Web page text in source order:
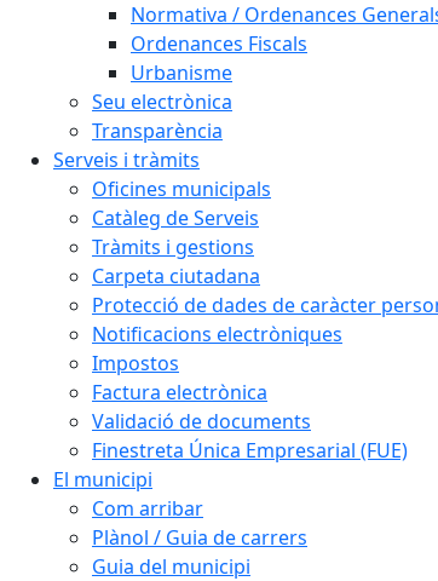
Normativa / Ordenances
Ordenances Fiscals
Urbanisme
Seu electrònica
Transparència
Serveis i tràmits
Oficines municipals
Catàleg de Serveis
Tràmits i gestions
Carpeta ciutadana
Protecció de dades de caràcter
Notificacions electròniques
Impostos
Factura electrònica
Validació de documents
Finestreta Única Empresarial (FUE)
El municipi
Com arribar
Plànol / Guia de carrers
Guia del municipi